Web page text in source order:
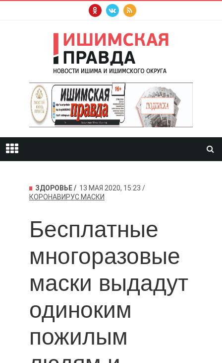
ЗДОРОВЬЕ
13 МАЯ 2020, 15:23
КОРОНАВИРУС МАСКИ
Бесплатные
многоразовые
маски выдадут
одиноким
пожилым